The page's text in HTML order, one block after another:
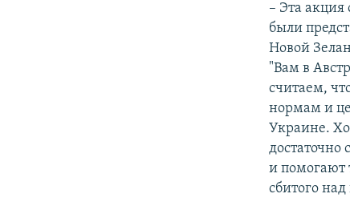
– Эта
были
Новой
"Вам в
считаем,
нормам и
Украине.
достаточно
и помогают
сбитого